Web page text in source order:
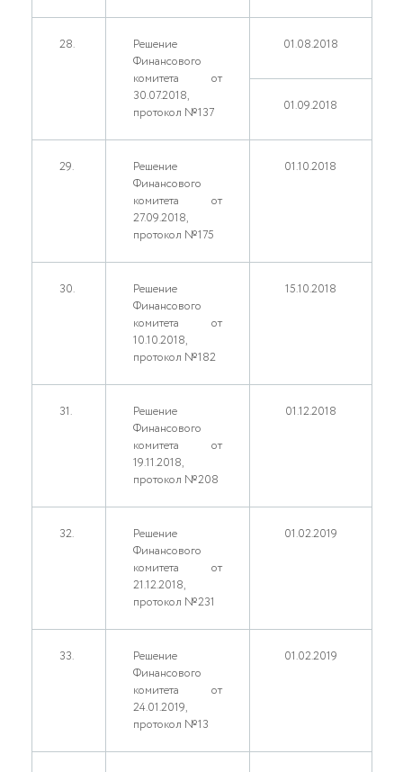
28.
Решение
Финансового
комитета от
30.07.2018,
протокол №137
01.08.2018
01.09.2018
29.
Решение
Финансового
комитета от
27.09.2018,
протокол №175
01.10.2018
30.
Решение
Финансового
комитета от
10.10.2018,
протокол №182
15.10.2018
31.
Решение
Финансового
комитета от
19.11.2018,
протокол №208
01.12.2018
32.
Решение
Финансового
комитета от
21.12.2018,
протокол №231
01.02.2019
33.
Решение
Финансового
комитета от
24.01.2019,
протокол №13
01.02.2019